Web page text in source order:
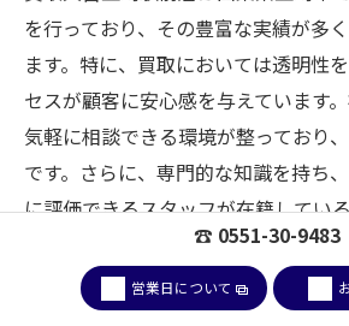
を行っており、その豊富な実績が多
ます。特に、買取においては透明性
セスが顧客に安心感を与えています
気軽に相談できる環境が整っており
です。さらに、専門的な知識を持ち
に評価できるスタッフが在籍してい
利用者から見た評判の背景
☎ 0551-30-9483
営業日について